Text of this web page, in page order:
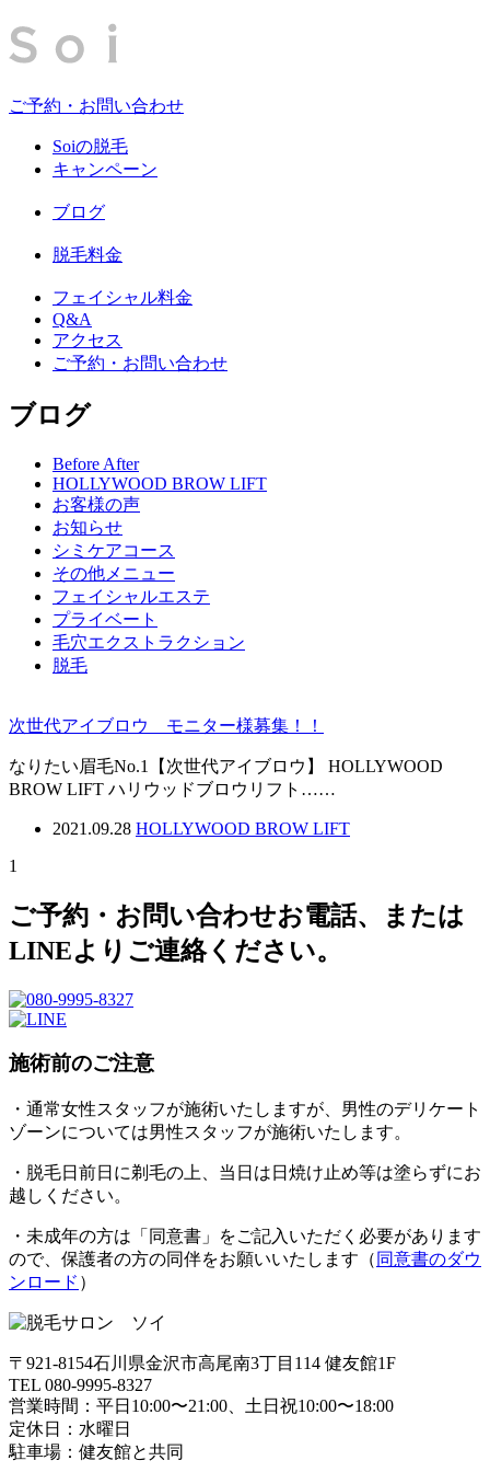
ご予約・お問い合わせ
Soiの脱毛
キャンペーン
ブログ
脱毛料金
フェイシャル料金
Q&A
アクセス
ご予約・お問い合わせ
ブログ
Before After
HOLLYWOOD BROW LIFT
お客様の声
お知らせ
シミケアコース
その他メニュー
フェイシャルエステ
プライベート
毛穴エクストラクション
脱毛
次世代アイブロウ モニター様募集！！
なりたい眉毛No.1【次世代アイブロウ】 HOLLYWOOD
BROW LIFT ハリウッドブロウリフト……
2021.09.28 HOLLYWOOD BROW LIFT
1
ご予約・お問い合わせお電話、または
LINEよりご連絡ください。
施術前のご注意
・通常女性スタッフが施術いたしますが、男性のデリケート
ゾーンについては男性スタッフが施術いたします。
・脱毛日前日に剃毛の上、当日は日焼け止め等は塗らずにお
越しください。
・未成年の方は「同意書」をご記入いただく必要があります
ので、保護者の方の同伴をお願いいたします（ 同意書のダウ
ンロード ）
〒921-8154石川県金沢市高尾南3丁目114 健友館1F
TEL 080-9995-8327
営業時間：平日10:00〜21:00、土日祝10:00〜18:00
定休日：水曜日
駐車場：健友館と共同